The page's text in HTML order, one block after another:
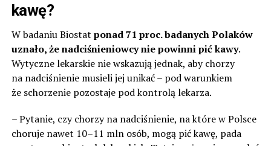
kawę?
W badaniu Biostat ponad 71 proc. badanych Polaków
uznało, że nadciśnieniowcy nie powinni pić kawy.
Wytyczne lekarskie nie wskazują jednak, aby chorzy
na nadciśnienie musieli jej unikać – pod warunkiem
że schorzenie pozostaje pod kontrolą lekarza.
– Pytanie, czy chorzy na nadciśnienie, na które w Polsce
choruje nawet 10–11 mln osób, mogą pić kawę, pada